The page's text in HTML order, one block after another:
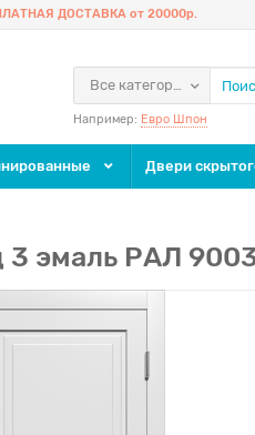
ДОСТАВКА от 20000р.
Все категории
Например: Евро Шпон
Двери
3 эмаль РАЛ